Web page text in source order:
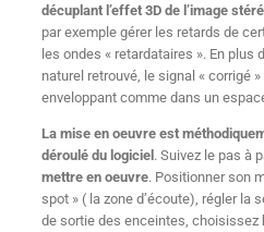
décuplant l’effet 3D de l’image
par exemple gérer les retards de
les ondes « retardataires ». En plus
naturel retrouvé, le signal « corrigé
enveloppant comme dans un
La mise en oeuvre est
déroulé du logiciel . Suivez le pas à
mettre en oeuvre. Positionner son
spot » ( la zone d’écoute), régler la
de sortie des enceintes, choisissez